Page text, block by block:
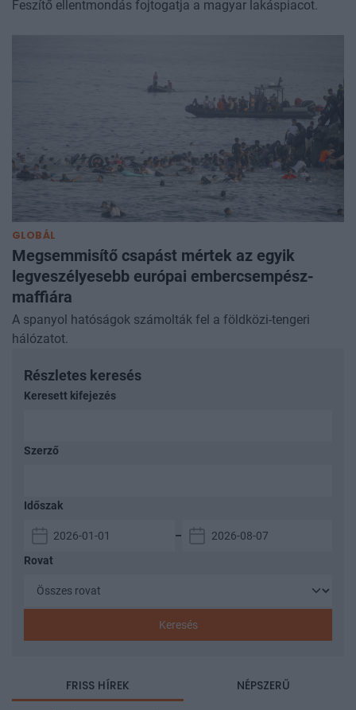
Feszítő ellentmondás fojtogatja a magyar lakáspiacot.
GLOBÁL
Megsemmisítő csapást mértek az egyik
legveszélyesebb európai embercsempész-
maffiára
A spanyol hatóságok számolták fel a földközi-tengeri
hálózatot.
Részletes keresés
Keresett kifejezés
Szerző
Időszak
–
Rovat
Keresés
FRISS HÍREK NÉPSZERŰ